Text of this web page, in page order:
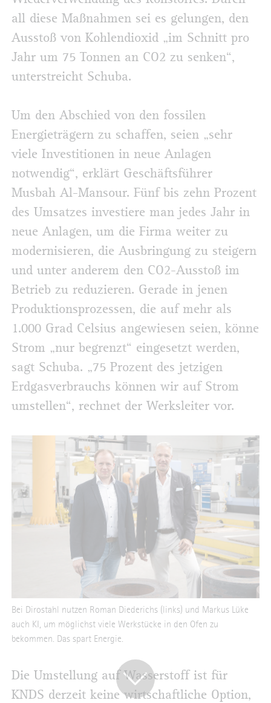
all diese Maßnahmen sei es gelungen, den
Ausstoß von Kohlendioxid „im Schnitt pro
Jahr um 75 Tonnen an CO2 zu senken“,
unterstreicht Schuba.
Um den Abschied von den fossilen
Energieträgern zu schaffen, seien „sehr
viele Investitionen in neue Anlagen
notwendig“, erklärt Geschäftsführer
Musbah Al-Mansour. Fünf bis zehn Prozent
des Umsatzes investiere man jedes Jahr in
neue Anlagen, um die Firma weiter zu
modernisieren, die Ausbringung zu steigern
und unter anderem den CO2-Ausstoß im
Betrieb zu reduzieren. Gerade in jenen
Produktionsprozessen, die auf mehr als
1.000 Grad Celsius angewiesen seien, könne
Strom „nur begrenzt“ eingesetzt werden,
sagt Schuba. „75 Prozent des jetzigen
Erdgasverbrauchs können wir auf Strom
umstellen“, rechnet der Werksleiter vor.
Bei Dirostahl nutzen Roman Diederichs (links) und Markus Lüke
auch KI, um möglichst viele Werkstücke in den Ofen zu
bekommen. Das spart Energie.
Die Umstellung auf Wasserstoff ist für
KNDS derzeit keine wirtschaftliche Option,